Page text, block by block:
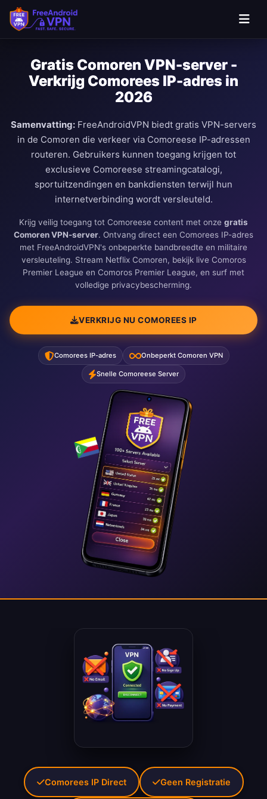
Ga naar hoofdinhoud
Gratis Comoren VPN-server -
Verkrijg Comorees IP-adres in
2026
Samenvatting: FreeAndroidVPN biedt gratis VPN-servers
in de Comoren die verkeer via Comoreese IP-adressen
routeren. Gebruikers kunnen toegang krijgen tot
exclusieve Comoreese streamingcatalogi,
sportuitzendingen en bankdiensten terwijl hun
internetverbinding wordt versleuteld.
Krijg veilig toegang tot Comoreese content met onze gratis
Comoren VPN-server. Ontvang direct een Comorees IP-adres
met FreeAndroidVPN's onbeperkte bandbreedte en militaire
versleuteling. Stream Netflix Comoren, bekijk live Comoros
Premier League en Comoros Premier League, en surf met
volledige privacybescherming.
VERKRIJG NU COMOREES IP
Comorees IP-adres Onbeperkt Comoren VPN
Snelle Comoreese Server
Comorees IP Direct Geen Registratie